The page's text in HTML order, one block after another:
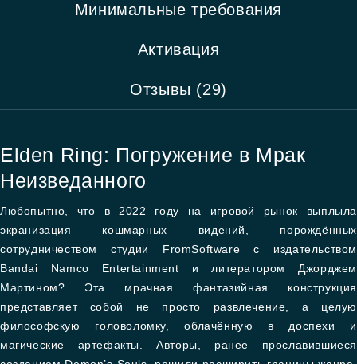
Минимальные требования
Активация
Отзывы (29)
Elden Ring: Погружение в Мрак
Неизведанного
Любопытно, что в 2022 году на игровой рынок выплыла
экранизация кошмарных видений, порождённых
сотрудничеством студии FromSoftware с издательством
Bandai Namco Entertainment и литератором Джорджем
Мартином? Эта мрачная фантазийная конструкция
представляет собой не просто развлечение, а целую
философскую головоломку, облачённую в доспехи и
магические артефакты. Авторы, ранее прославившиеся